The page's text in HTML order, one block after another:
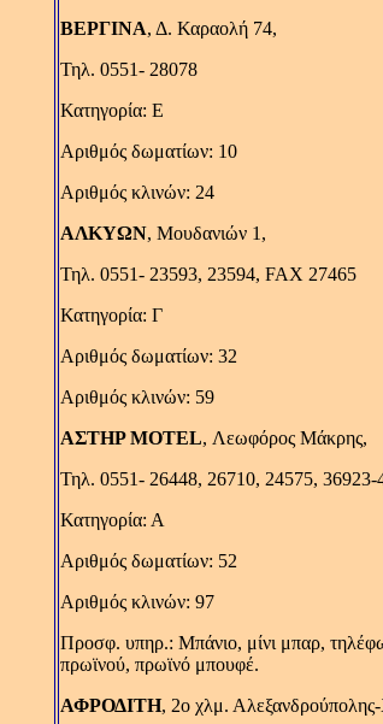
ΒΕΡΓΙΝΑ, Δ. Καραολή 74,
Τηλ. 0551- 28078
Κατηγορία: Ε
Αριθμός δωματίων: 10
Αριθμός κλινών: 24
ΑΛΚΥΩΝ, Μουδανιών 1,
Τηλ. 0551- 23593, 23594, FAX 27465
Κατηγορία: Γ
Αριθμός δωματίων: 32
Αριθμός κλινών: 59
ΑΣΤΗΡ MOTEL, Λεωφόρος Μάκρης,
Τηλ. 0551- 26448, 26710, 24575,
Κατηγορία: Α
Αριθμός δωματίων: 52
Αριθμός κλινών: 97
Προσφ. υπηρ.: Μπάνιο, μίνι μπαρ,
πρωϊνού, πρωϊνό μπουφέ.
ΑΦΡΟΔΙΤΗ, 2ο χλμ.